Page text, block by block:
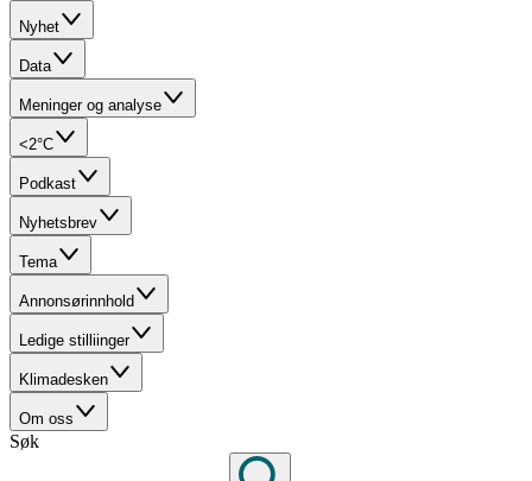
Nyhet
Data
Meninger og analyse
<2°C
Podkast
Nyhetsbrev
Tema
Annonsørinnhold
Ledige stilliinger
Klimadesken
Om oss
Søk